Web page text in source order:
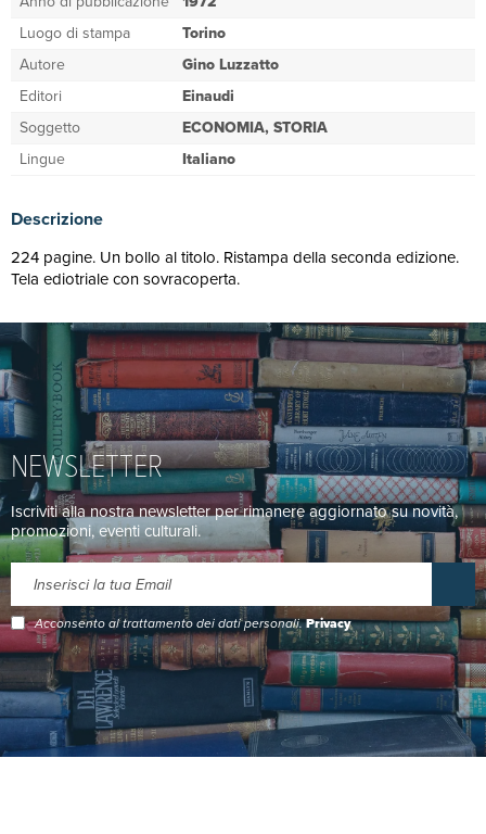
Luogo di stampa
Torino
Autore
Gino Luzzatto
Editori
Einaudi
Soggetto
ECONOMIA, STORIA
Lingue
Italiano
Descrizione
224 pagine. Un bollo al titolo. Ristampa della seconda edizione.
Tela ediotriale con sovracoperta.
NEWSLETTER
Iscriviti alla nostra newsletter per rimanere aggiornato su novità,
promozioni, eventi culturali.
Acconsento al trattamento dei dati personali.Privacy